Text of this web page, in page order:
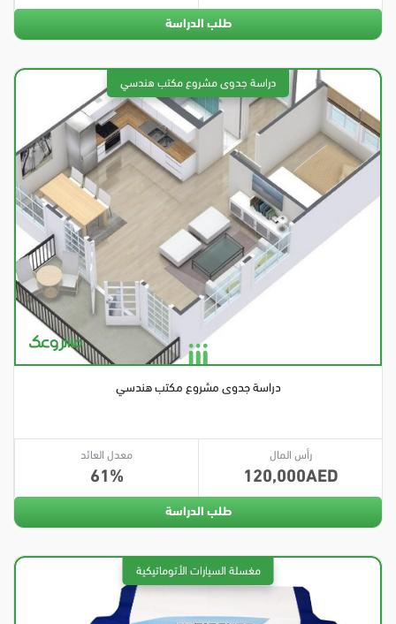
طلب الدراسة
دراسة جدوى مشروع مكتب هندسي
رأس المال
120,000
معدل العائد
61
طلب الدراسة